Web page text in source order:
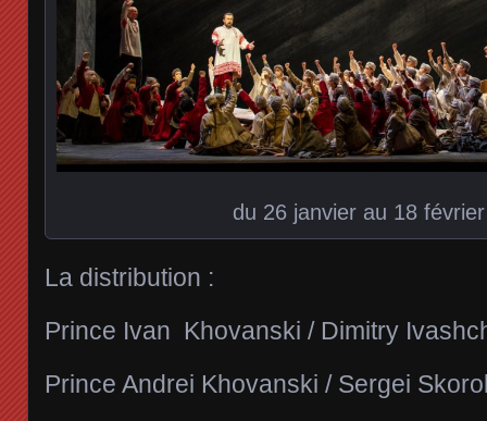
du 26 janvier au 18
La distribution :
Prince Ivan Khovanski / Dimitry
Prince Andrei Khovanski / Sergei